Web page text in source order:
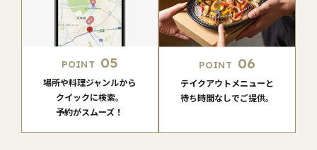
POINT 05
場所や料理ジャンルから
クイックに検索。
予約がスムーズ！
POINT 06
テイクアウトメニューと
待ち時間なしでご提供。